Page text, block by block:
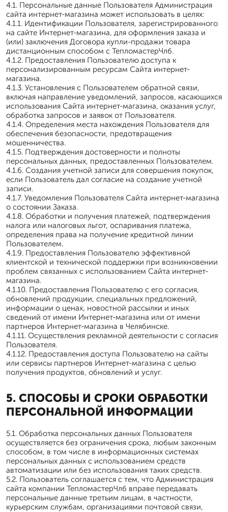
4.1. Персональные данные Пользователя Администрация
сайта интернет-магазина может использовать в целях:
4.1.1. Идентификации Пользователя, зарегистрированного
на сайте Интернет-магазина, для оформления заказа и
(или) заключения Договора купли-продажи товара
дистанционным способом с ТепломастерЧлб.
4.1.2. Предоставления Пользователю доступа к
персонализированным ресурсам Сайта интернет-
магазина.
4.1.3. Установления с Пользователем обратной связи,
включая направление уведомлений, запросов, касающихся
использования Сайта интернет-магазина, оказания услуг,
обработка запросов и заявок от Пользователя.
4.1.4. Определения места нахождения Пользователя для
обеспечения безопасности, предотвращения
мошенничества.
4.1.5. Подтверждения достоверности и полноты
персональных данных, предоставленных Пользователем.
4.1.6. Создания учетной записи для совершения покупок,
если Пользователь дал согласие на создание учетной
записи.
4.1.7. Уведомления Пользователя Сайта интернет-магазина
о состоянии Заказа.
4.1.8. Обработки и получения платежей, подтверждения
налога или налоговых льгот, оспаривания платежа,
определения права на получение кредитной линии
Пользователем.
4.1.9. Предоставления Пользователю эффективной
клиентской и технической поддержки при возникновении
проблем связанных с использованием Сайта интернет-
магазина.
4.1.10. Предоставления Пользователю с его согласия,
обновлений продукции, специальных предложений,
информации о ценах, новостной рассылки и иных
сведений от имени Интернет-магазина или от имени
партнеров Интернет-магазина в Челябинске.
4.1.11. Осуществления рекламной деятельности с согласия
Пользователя.
4.1.12. Предоставления доступа Пользователю на сайты
или сервисы партнеров Интернет-магазина с целью
получения продуктов, обновлений и услуг.
5. СПОСОБЫ И СРОКИ ОБРАБОТКИ
ПЕРСОНАЛЬНОЙ ИНФОРМАЦИИ
5.1. Обработка персональных данных Пользователя
осуществляется без ограничения срока, любым законным
способом, в том числе в информационных системах
персональных данных с использованием средств
автоматизации или без использования таких средств.
5.2. Пользователь соглашается с тем, что Администрация
сайта компании ТепломастерЧлб вправе передавать
персональные данные третьим лицам, в частности,
курьерским службам, организациями почтовой связи,